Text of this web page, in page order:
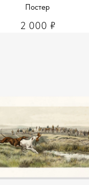
Постер
2 000 ₽